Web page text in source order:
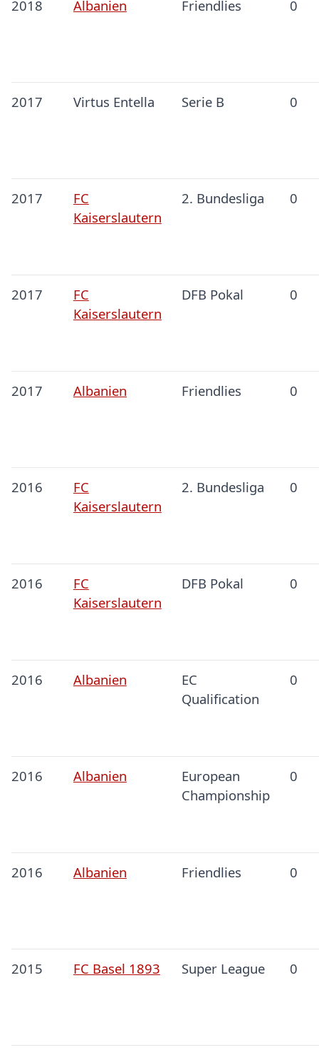
2018 Albanien Friendlies 0
2017 Virtus Entella Serie B 0
2017
FC
Kaiserslautern
2. Bundesliga 0
2017
FC
Kaiserslautern
DFB Pokal 0
2017 Albanien Friendlies 0
2016
FC
Kaiserslautern
2. Bundesliga 0
2016
FC
Kaiserslautern
DFB Pokal 0
2016 Albanien
EC
Qualification
0
2016 Albanien
European
Championship
0
2016 Albanien Friendlies 0
2015 FC Basel 1893 Super League 0